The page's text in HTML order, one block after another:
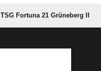
TSG Fortuna 21 Grüneberg II